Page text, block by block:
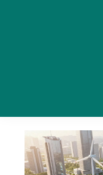
de
Bens
Imóveis